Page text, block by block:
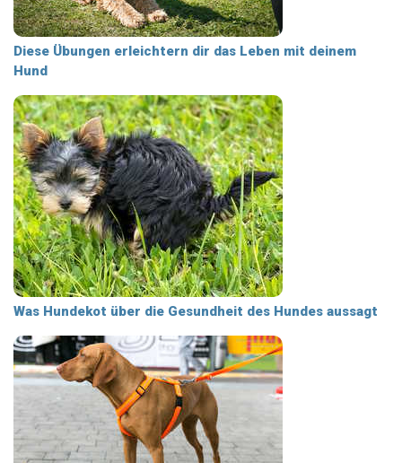
Diese Übungen erleichtern dir das Leben mit deinem
Hund
Was Hundekot über die Gesundheit des Hundes aussagt